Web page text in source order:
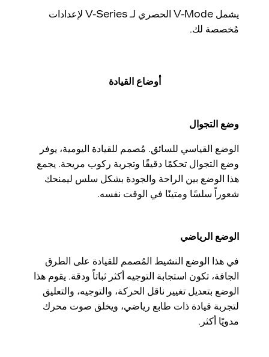
يشمل V-Mode الحصري لـ V-Series لإعدادات
مُخصصة لك.
أوضاع القيادة
وضع التجوال
الوضع القياسي للسائق. مُصمم للقيادة اليومية، يوفر
وضع التجوال تحكمًا دقيقًا وتجربة ركوب مريحة. يجمع
هذا الوضع بين الراحة والجودة بشكل سلس ليمنحك
شعوراً سلسًا ومتينًا في الوقت نفسه.
الوضع الرياضي
في هذا الوضع النشيط المُصمم للقيادة على الطرق
الجافة، تكون استجابة التوجيه أكثر ثباتاً ودقة. يقوم هذا
الوضع بتعديل تغيير ناقل الحركة، والتوجيه، والتعليق
لتجربة قيادة ذات طابع رياضي، ويخلق صوت محرك
مدويًا أكثر.